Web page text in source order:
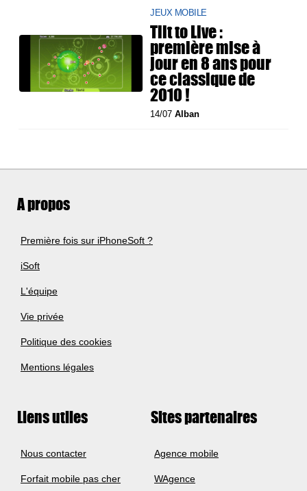
JEUX MOBILE
Tilt to Live :
première mise à
jour en 8 ans pour
ce classique de
2010 !
14/07Alban
A propos
Première fois sur iPhoneSoft ?
iSoft
L'équipe
Vie privée
Politique des cookies
Mentions légales
Liens utiles
Nous contacter
Forfait mobile pas cher
Sites partenaires
Agence mobile
WAgence